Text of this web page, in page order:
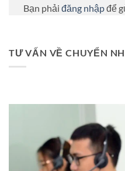
Bạn phải đăng nhậpđể
TƯ VẤN VỀ CHUYỂN